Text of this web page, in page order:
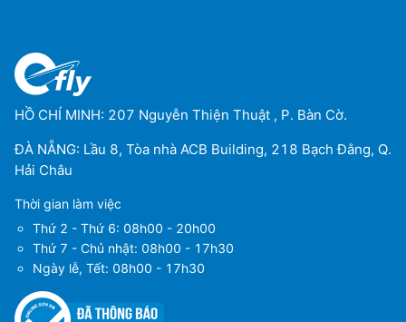
HỒ CHÍ MINH: 207 Nguyễn Thiện Thuật , P. Bàn Cờ.
ĐÀ NẴNG: Lầu 8, Tòa nhà ACB Building, 218 Bạch Đằng, Q.
Hải Châu
Thời gian làm việc
Thứ 2 - Thứ 6: 08h00 - 20h00
Thứ 7 - Chủ nhật: 08h00 - 17h30
Ngày lễ, Tết: 08h00 - 17h30